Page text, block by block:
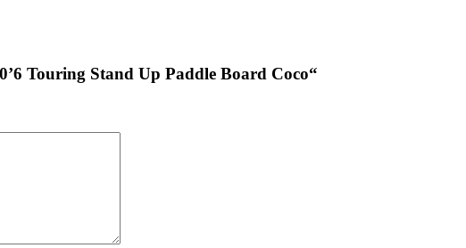
Touring Stand Up Paddle Board Coco“